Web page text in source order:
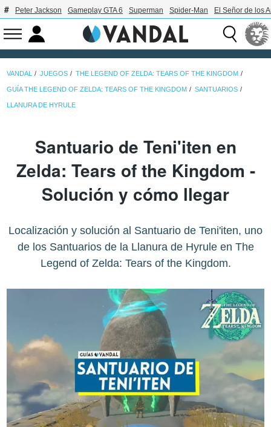
Peter Jackson Gameplay GTA 6 Superman Spider-Man El Señor de los
VANDAL JUEGOS THE LEGEND OF ZELDA: TEARS OF THE KINGDOM
GUÍA THE LEGEND OF ZELDA: TEARS OF THE KINGDOM SANTUARIOS
LLANURA DE HYRULE
Santuario de Teni'iten en
Zelda: Tears of the Kingdom -
Solución y cómo llegar
Localización y solución al Santuario de Teni'iten, uno
de los Santuarios de la Llanura de Hyrule en The
Legend of Zelda: Tears of the Kingdom.